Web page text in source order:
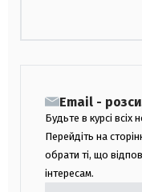
Email -
Будьте в курсі всіх
Перейдіть на
обрати ті, що
інтересам.